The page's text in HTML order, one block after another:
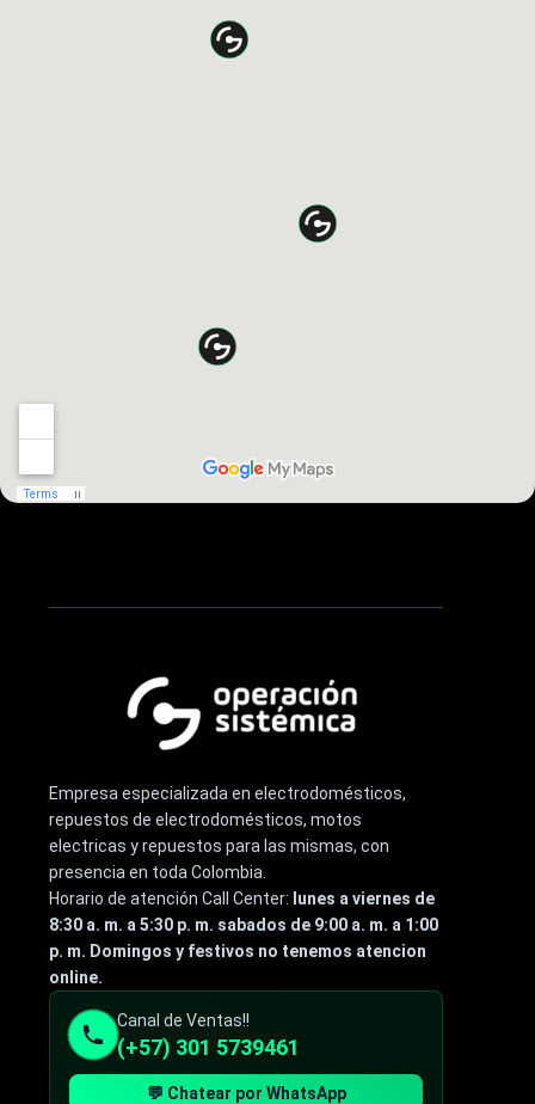
Empresa especializada en electrodomésticos,
repuestos de electrodomésticos, motos
electricas y repuestos para las mismas, con
presencia en toda Colombia.
Horario de atención Call Center: lunes a viernes de
8:30 a. m. a 5:30 p. m. sabados de 9:00 a. m. a 1:00
p. m. Domingos y festivos no tenemos atencion
online.
Canal de Ventas!!
(+57) 301 5739461
💬 Chatear por WhatsApp